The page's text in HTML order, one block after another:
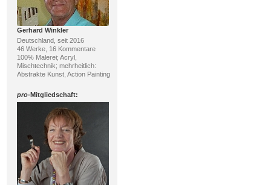
Gerhard Winkler
Deutschland, seit 2016
46 Werke, 16 Kommentare
100% Malerei; Acryl,
Mischtechnik; mehrheitlich:
Abstrakte Kunst, Action Painting
pro-Mitgliedschaft: